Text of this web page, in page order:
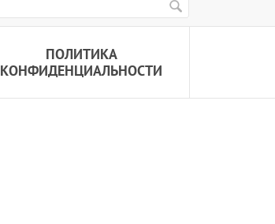
ПОЛИТИКА
КОНФИДЕНЦИАЛЬНОСТИ